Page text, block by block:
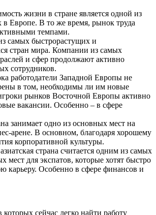
жизни в стране является одной из
в Европе. В то же время, рынок труда
темпами.
самых быстрорастущих и
стран мира. Компании из самых
и сфер продолжают активно
сотрудников.
работодатели Западной Европы не
в том, необходимы ли им новые
рынков Восточной Европы активно
вакансии. Особенно – в сфере
занимает одно из основных мест на
арене. В основном, благодаря хорошему
корпоративной культуры.
страна считается одним из самых
мест для экспатов, которые хотят быстро
карьеру. Особенно в сфере финансов и
сейчас легко найти работу